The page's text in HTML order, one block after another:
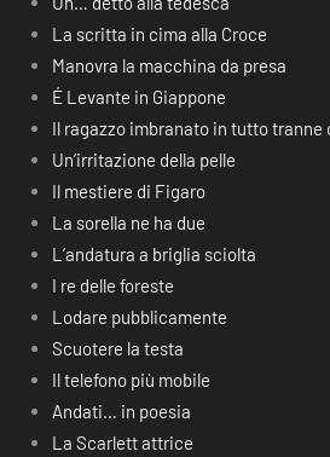
La scritta in cima alla Croce
Manovra la macchina da presa
É Levante in Giappone
Il ragazzo imbranato in tutto tranne
Un’irritazione della pelle
Il mestiere di Figaro
La sorella ne ha due
L’andatura a briglia sciolta
I re delle foreste
Lodare pubblicamente
Scuotere la testa
Il telefono più mobile
Andati… in poesia
La Scarlett attrice